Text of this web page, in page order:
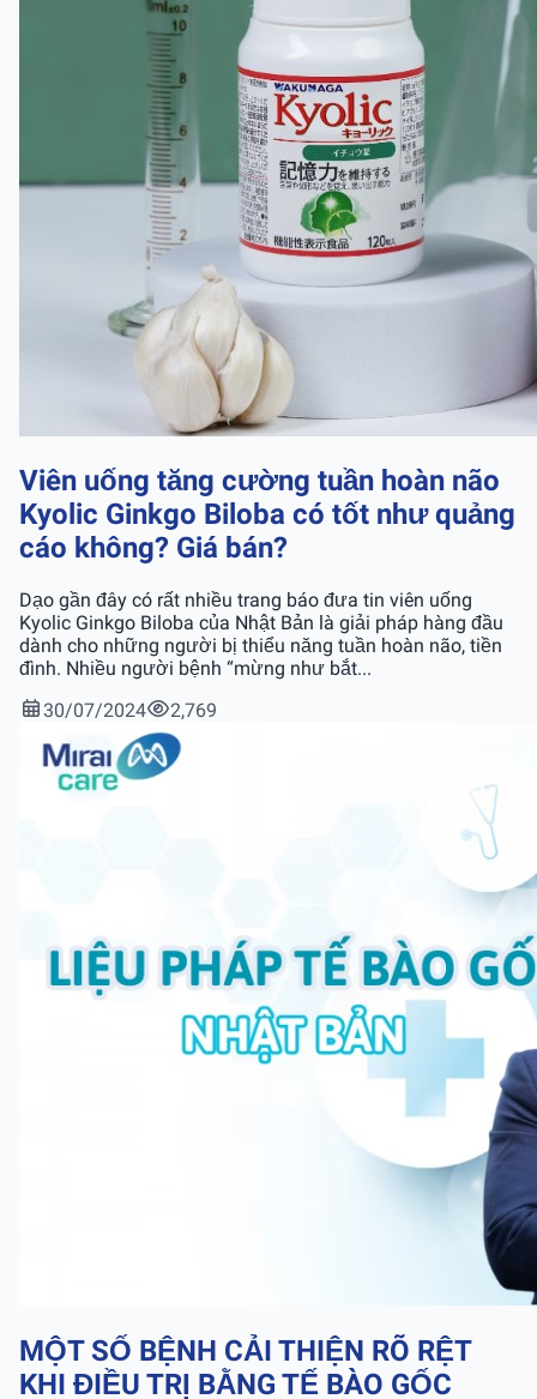
Viên uống tăng cường tuần hoàn não
Kyolic Ginkgo Biloba có tốt như quảng
cáo không? Giá bán?
Dạo gần đây có rất nhiều trang báo đưa tin viên uống
Kyolic Ginkgo Biloba của Nhật Bản là giải pháp hàng đầu
dành cho những người bị thiểu năng tuần hoàn não, tiền
đình. Nhiều người bệnh “mừng như bắt...
30/07/2024
2,769
MỘT SỐ BỆNH CẢI THIỆN RÕ RỆT
KHI ĐIỀU TRỊ BẰNG TẾ BÀO GỐC